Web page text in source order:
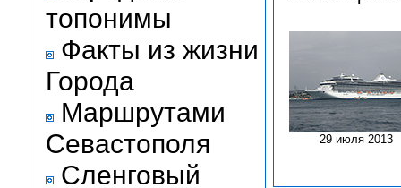
топонимы
Факты из жизни
Города
Маршрутами
Севастополя
Сленговый
29 июля 2013